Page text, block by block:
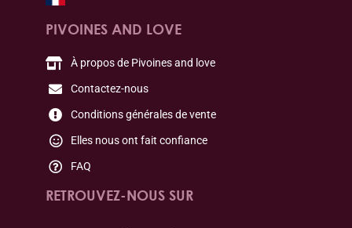
PIVOINES AND LOVE
À propos de Pivoines and love
Contactez-nous
Conditions générales de vente
Elles nous ont fait confiance
FAQ
RETROUVEZ-NOUS SUR